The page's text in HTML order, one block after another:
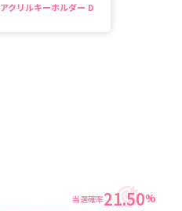
アクリルキーホルダー D
当選確率21.50%